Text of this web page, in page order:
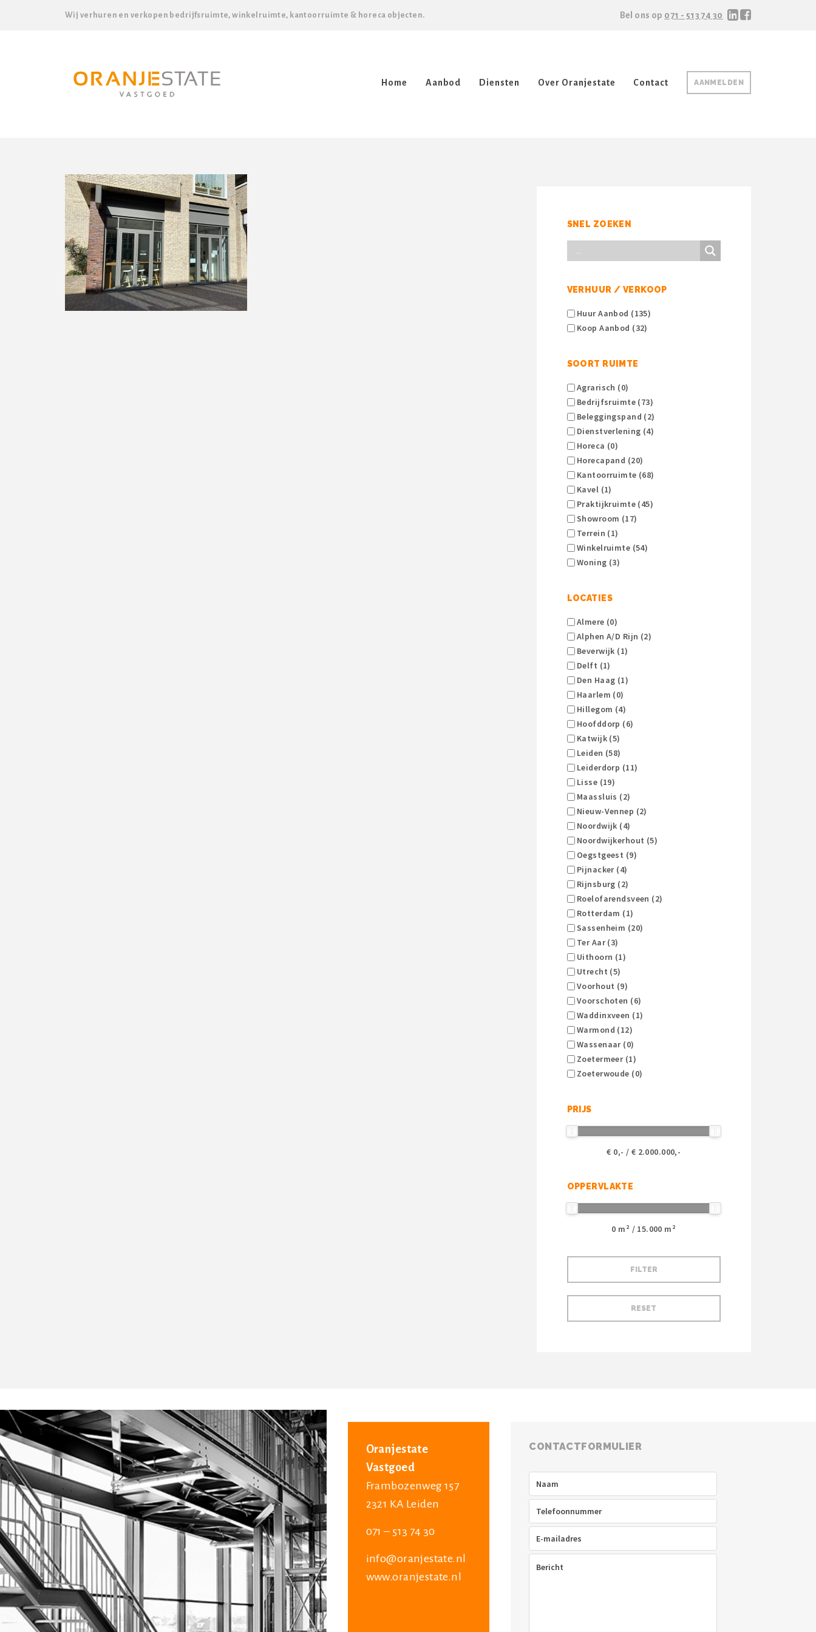
Wij verhuren en verkopen bedrijfsruimte, winkelruimte, kantoorruimte & horeca objecten. Bel ons op 071 - 513 74 30
AANMELDEN
Home Aanbod Diensten Over Oranjestate Contact
SNEL ZOEKEN
VERHUUR / VERKOOP
Huur Aanbod (135)
Koop Aanbod (32)
SOORT RUIMTE
Agrarisch (0)
Bedrijfsruimte (73)
Beleggingspand (2)
Dienstverlening (4)
Horeca (0)
Horecapand (20)
Kantoorruimte (68)
Kavel (1)
Praktijkruimte (45)
Showroom (17)
Terrein (1)
Winkelruimte (54)
Woning (3)
LOCATIES
Almere (0)
Alphen A/d Rijn (2)
Beverwijk (1)
Delft (1)
Den Haag (1)
Haarlem (0)
Hillegom (4)
Hoofddorp (6)
Katwijk (5)
Leiden (58)
Leiderdorp (11)
Lisse (19)
Maassluis (2)
Nieuw-Vennep (2)
Noordwijk (4)
Noordwijkerhout (5)
Oegstgeest (9)
Pijnacker (4)
Rijnsburg (2)
Roelofarendsveen (2)
Rotterdam (1)
Sassenheim (20)
Ter Aar (3)
Uithoorn (1)
Utrecht (5)
Voorhout (9)
Voorschoten (6)
Waddinxveen (1)
Warmond (12)
Wassenaar (0)
Zoetermeer (1)
Zoeterwoude (0)
PRIJS
€ 0,- / € 2.000.000,-
OPPERVLAKTE
0 m² / 15.000 m²
Oranjestate
Vastgoed
Frambozenweg 157
2321 KA Leiden
071 – 513 74 30
info@oranjestate.nl
www.oranjestate.nl
CONTACTFORMULIER
Telefoon
mailadres(Vereist)